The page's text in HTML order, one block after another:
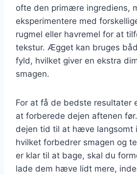
ofte den primære ingrediens,
eksperimentere med
rugmel eller havremel for at
tekstur. Ægget kan bruges
fyld, hvilket giver en ekstra
smagen.
For at få de bedste resultater
at forberede dejen aftenen
dejen tid til at hæve langsomt
hvilket forbedrer smagen og
er klar til at bage, skal du
lade dem hæve lidt mere,